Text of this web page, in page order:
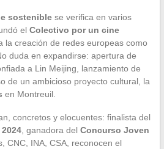
sosteniblese verifica en varios
el Colectivo por un cine
la creación de redes europeas como
duda en expandirse: apertura de
a Lin Meijing, lanzamiento de
de un ambicioso proyecto cultural, la
en Montreuil.
concretos y elocuentes: finalista del
, ganadora del Concurso Joven
CNC, INA, CSA, reconocen el